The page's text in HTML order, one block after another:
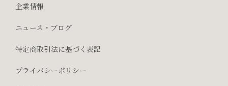
企業情報
ニュース・ブログ
特定商取引法に基づく表記
プライバシーポリシー